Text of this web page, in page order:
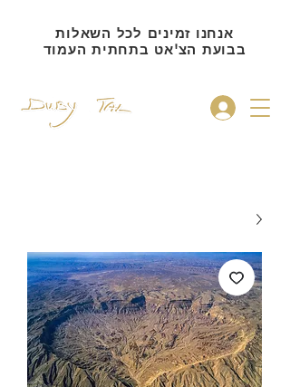
אנחנו זמינים לכל השאלות
בבועת הצ'אט בתחתית העמוד